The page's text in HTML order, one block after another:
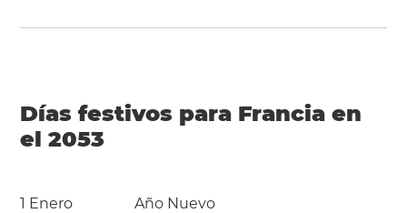
Días festivos para Francia en
el 2053
1 Enero
Año Nuevo